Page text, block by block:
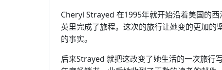
Cheryl Strayed 在1995年就开始沿着美国的
英里完成了旅程。这次的旅行让她变的更加
的事实。
后来Strayed 就把这改变了她生活的一次旅行